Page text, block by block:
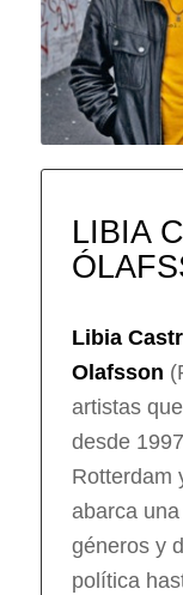
LIBIA
Libia
Olafsson
artistas
desde
Rotterdam
abarca
géneros y
política